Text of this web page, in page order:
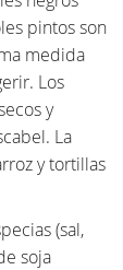
pintos son
medida
Los
y
La
y tortillas
(sal,
soja